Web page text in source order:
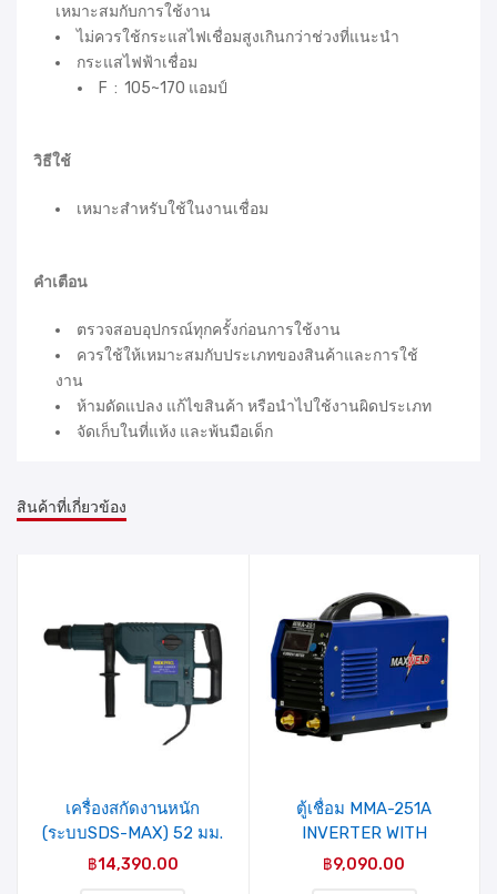
เหมาะสมกับการใช้งาน
ไม่ควรใช้กระแสไฟเชื่อมสูงเกินกว่าช่วงที่แนะนำ
กระแสไฟฟ้าเชื่อม
F : 105~170 แอมป์
วิธีใช้
เหมาะสำหรับใช้ในงานเชื่อม
คำเตือน
ตรวจสอบอุปกรณ์ทุกครั้งก่อนการใช้งาน
ควรใช้ให้เหมาะสมกับประเภทของสินค้าและการใช้
งาน
ห้ามดัดแปลง แก้ไขสินค้า หรือนำไปใช้งานผิดประเภท
จัดเก็บในที่แห้ง และพ้นมือเด็ก
สินค้าที่เกี่ยวข้อง
เครื่องสกัดงานหนัก
(ระบบSDS-MAX) 52 มม.
1500 วัตต์ รุ่น Z1A-
฿14,390.00
รายการ
สินค้าที่
ตู้เชื่อม MMA-251A
INVERTER WITH
ACCESSORIES (MAX
฿9,090.00